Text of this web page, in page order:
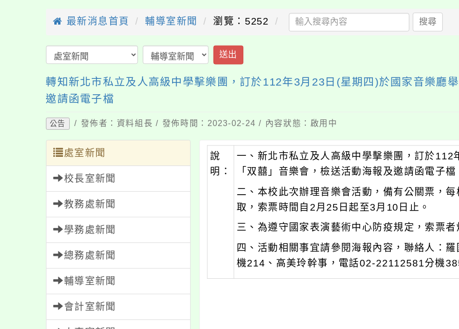
最新消息首頁 輔導室新聞 瀏覽：5252 搜尋
送出
轉知新北市私立及人高級中學擊樂團，訂於112年3月23日(星期四)於國家音樂廳
邀請函電子檔
公告 / 發佈者：資料組長 / 發佈時間：2023-02-24 / 內容狀態：啟用中
處室新聞
校長室新聞
教務處新聞
學務處新聞
總務處新聞
輔導室新聞
會計室新聞
說
明：
一、新北市私立及人高級中學擊樂團，訂於
「双囍」音樂會，檢送活動海報及邀請函電子
二、本校此次辦理音樂會活動，備有公關票，
取，索票時間自2月25日起至3月10日止。
三、為遵守國家表演藝術中心防疫規定，索票
四、活動相關事宜請參閱海報內容，聯絡人：
機214、高美玲幹事，電話02-22112581分機